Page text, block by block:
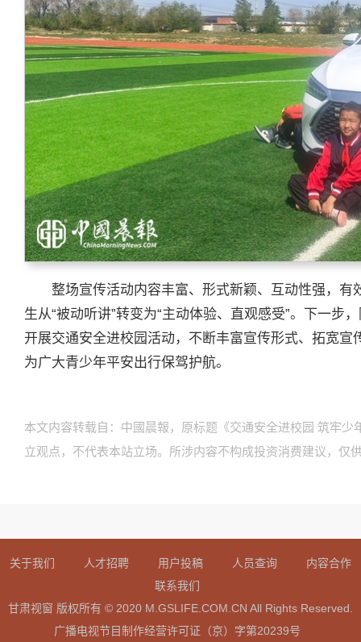
整场宣传活动内容丰富、形式新颖、互动性强，
生从“被动听讲”转变为“主动体验、直观感受”。下一步
开展交通安全进校园活动，不断丰富宣传形式、拓宽
为广大青少年平安出行保驾护航。
本文内容转载自：中國晨報，原标题《交通安全进校园 筑牢
立观点，不代表本站立场。所涉内容不构成投资消费建议，仅
关于我们 人才招聘 用户投稿 人员查询
内容合作
联系我们
甘肃视窗 版权所有 © 2020 M.GSLIFE.COM.CN All Rights Reserved.
广播电视节目制作经营许可证（京）字第20239号